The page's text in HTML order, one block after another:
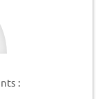
: